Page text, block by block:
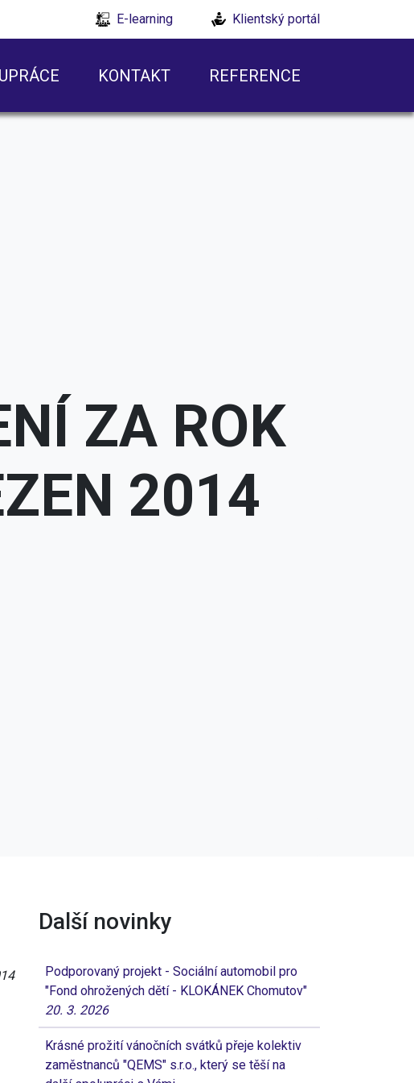
E-learning Klientský portál
KONTAKT REFERENCE
ZA ROK
2014
Další novinky
Podporovaný projekt - Sociální automobil pro
"Fond ohrožených dětí - KLOKÁNEK Chomutov"
20. 3. 2026
Krásné prožití vánočních svátků přeje kolektiv
zaměstnanců "QEMS" s.r.o., který se těší na